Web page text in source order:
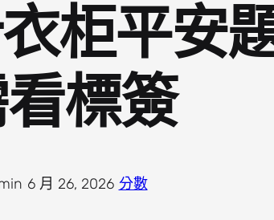
柜平安
標簽
6 月 26, 2026· 分數